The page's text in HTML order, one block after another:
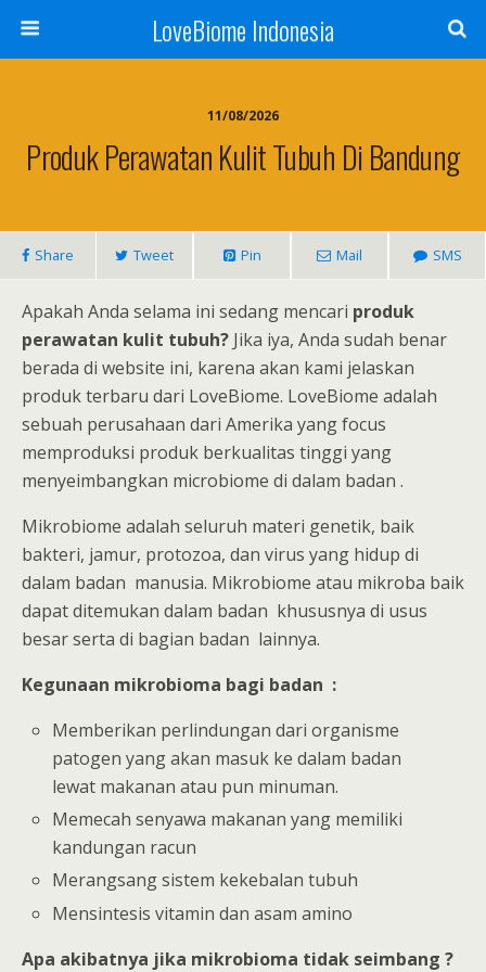
LoveBiome Indonesia
11/08/2026
Produk Perawatan Kulit Tubuh Di Bandung
Share Tweet Pin Mail SMS
Apakah Anda selama ini sedang mencari produk
perawatan kulit tubuh? Jika iya, Anda sudah benar
berada di website ini, karena akan kami jelaskan
produk terbaru dari LoveBiome. LoveBiome adalah
sebuah perusahaan dari Amerika yang focus
memproduksi produk berkualitas tinggi yang
menyeimbangkan microbiome di dalam badan .
Mikrobiome adalah seluruh materi genetik, baik
bakteri, jamur, protozoa, dan virus yang hidup di
dalam badan manusia. Mikrobiome atau mikroba baik
dapat ditemukan dalam badan khususnya di usus
besar serta di bagian badan lainnya.
Kegunaan mikrobioma bagi badan :
Memberikan perlindungan dari organisme
patogen yang akan masuk ke dalam badan
lewat makanan atau pun minuman.
Memecah senyawa makanan yang memiliki
kandungan racun
Merangsang sistem kekebalan tubuh
Mensintesis vitamin dan asam amino
Apa akibatnya jika mikrobioma tidak seimbang ?